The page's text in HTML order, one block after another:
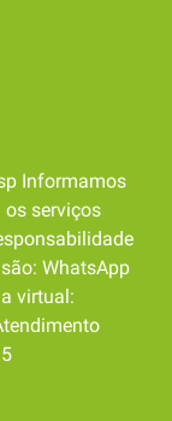
Informamos
os serviços
WhatsApp
virtual: